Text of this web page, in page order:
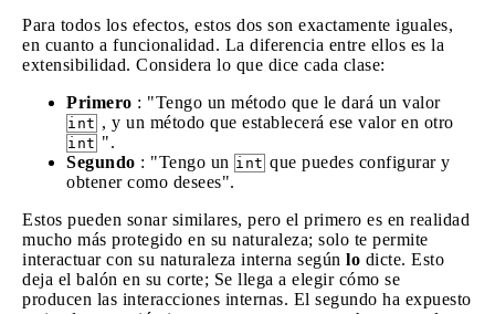
Para todos los efectos, estos dos son exactamente iguales,
en cuanto a funcionalidad. La diferencia entre ellos es la
extensibilidad. Considera lo que dice cada clase:
Primero : "Tengo un método que le dará un valor
int , y un método que establecerá ese valor en otro
int ".
Segundo : "Tengo un int que puedes configurar y
obtener como desees".
Estos pueden sonar similares, pero el primero es en realidad
mucho más protegido en su naturaleza; solo te permite
interactuar con su naturaleza interna según lo dicte. Esto
deja el balón en su corte; Se llega a elegir cómo se
producen las interacciones internas. El segundo ha expuesto